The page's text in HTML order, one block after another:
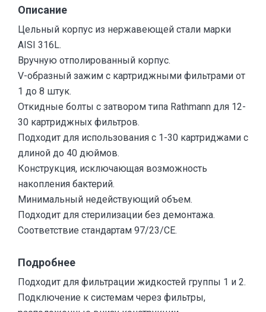
Описание
Цельный корпус из нержавеющей стали марки
AISI 316L.
Вручную отполированный корпус.
V-образный зажим с картриджными фильтрами от
1 до 8 штук.
Откидные болты с затвором типа Rathmann для 12-
30 картриджных фильтров.
Подходит для использования с 1-30 картриджами с
длиной до 40 дюймов.
Конструкция, исключающая возможность
накопления бактерий.
Минимальный недействующий объем.
Подходит для стерилизации без демонтажа.
Соответствие стандартам 97/23/CE.
Подробнее
Подходит для фильтрации жидкостей группы 1 и 2.
Подключение к системам через фильтры,